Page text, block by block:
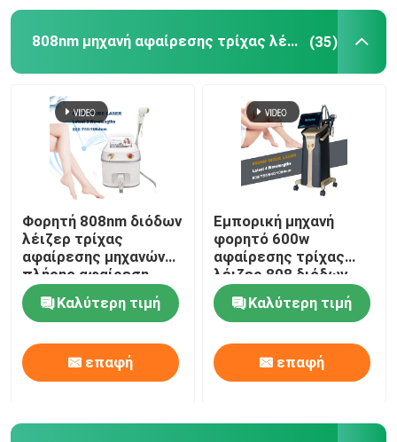
Picosecond μηχανή λέιζερ
πολυσύνθετος εξοπλισμός ομορφιάς
808nm μηχανή αφαίρεσης τρίχας λέιζερ διόδων (35)
Φορητή 808nm διόδων
λέιζερ τρίχας
αφαίρεσης μηχανών
πλήρης αφαίρεση
τρίχας σώματος
μόνιμηΚαλύτερη τιμή
επαφή
Εμπορική μηχανή
φορητό 600w
αφαίρεσης τρίχας
λέιζερ 808 διόδων
Καλύτερη τιμή
επαφή